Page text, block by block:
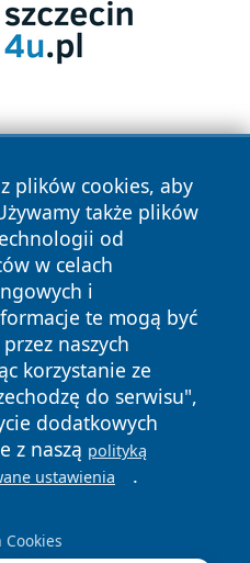
plików cookies, aby
także plików
od
w celach
i
te mogą być
naszych
korzystanie ze
do serwisu",
dodatkowych
z naszą polityką
ustawienia .
Cookies
Wszystkie prawa
Polityka
Cookies